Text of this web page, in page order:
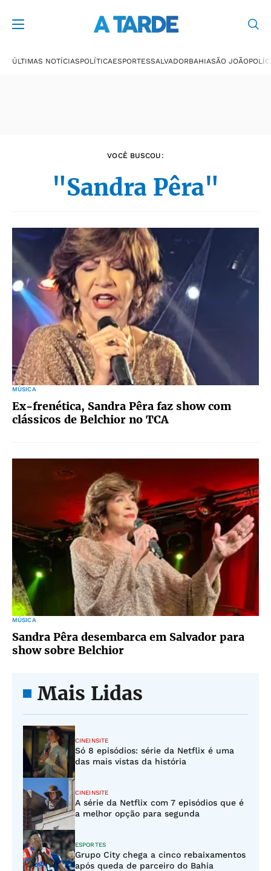
ÚLTIMAS NOTÍCIASPOLÍTICAESPORTESSALVADORBAHIASÃO JOÃO
VOCÊ BUSCOU:
"Sandra Pêra"
MÚSICA
Ex-frenética, Sandra Pêra faz show com
clássicos de Belchior no TCA
MÚSICA
Sandra Pêra desembarca em Salvador para
show sobre Belchior
Mais Lidas
CINEINSITE
Só 8 episódios: série da Netflix é uma
das mais vistas da história
CINEINSITE
A série da Netflix com 7 episódios que é
a melhor opção para segunda
ESPORTES
Grupo City chega a cinco rebaixamentos
após queda de parceiro do Bahia